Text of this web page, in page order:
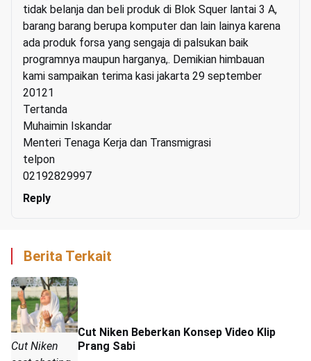
tidak belanja dan beli produk di Blok Squer lantai 3 A,
barang barang berupa komputer dan lain lainya karena
ada produk forsa yang sengaja di palsukan baik
programnya maupun harganya,. Demikian himbauan
kami sampaikan terima kasi jakarta 29 september
20121
Tertanda
Muhaimin Iskandar
Menteri Tenaga Kerja dan Transmigrasi
telpon
02192829997
Reply
Berita Terkait
Cut Niken
Cut Niken Beberkan Konsep Video Klip
Prang Sabi